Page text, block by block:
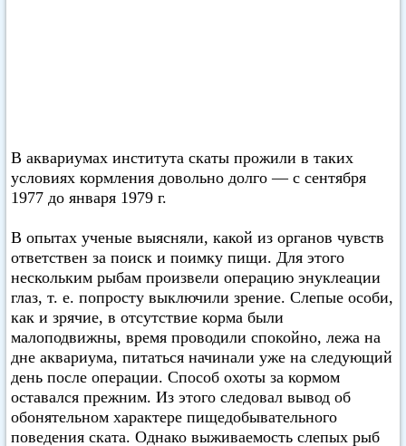
В аквариумах института скаты прожили в таких
условиях кормления довольно долго — с сентября
1977 до января 1979 г.
В опытах ученые выясняли, какой из органов чувств
ответствен за поиск и поимку пищи. Для этого
нескольким рыбам произвели операцию энуклеации
глаз, т. е. попросту выключили зрение. Слепые особи,
как и зрячие, в отсутствие корма были
малоподвижны, время проводили спокойно, лежа на
дне аквариума, питаться начинали уже на следующий
день после операции. Способ охоты за кормом
оставался прежним. Из этого следовал вывод об
обонятельном характере пищедобывательного
поведения ската. Однако выживаемость слепых рыб